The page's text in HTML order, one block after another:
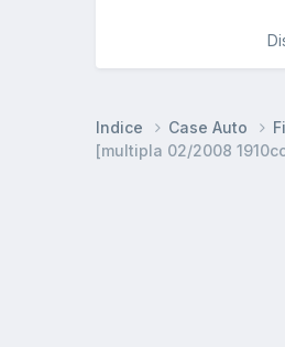
Indice Case Auto
[multipla 02/2008